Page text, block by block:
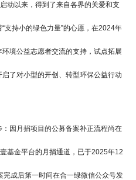
动以来，得到了来自各界的关爱和支
支持小的绿色力量”的心愿，在2024年
境公益志愿者交流的支持，试点拓展
了对小型的开创、转型环保公益行动
因月捐项目的公募备案补正流程尚在
基金平台的月捐通道，已于2025年12
成后第一时间在合一绿微信公众号发